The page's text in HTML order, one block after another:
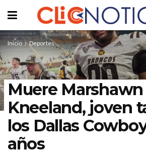
Inicio Deportes
Muere Marshawn
Kneeland, joven
los Dallas
años